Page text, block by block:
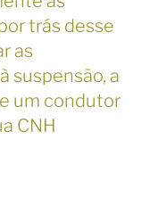
trás desse
as
suspensão, a
um condutor
CNH